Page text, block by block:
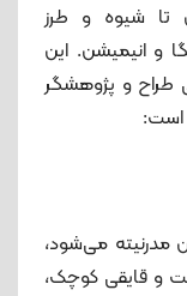
تا شیوه و طرز
و انیمیشن. این
طراح و پژوهشگر
است:
مدرنیته می‌شود،
و قایقی کوچک،